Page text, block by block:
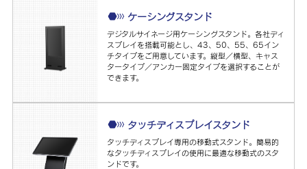
ケーシングスタンド
デジタルサイネージ用ケーシングスタンド。各社ディ
スプレイを搭載可能とし、43、50、55、65イン
チタイプをご用意しています。縦型／横型、キャス
タータイプ／アンカー固定タイプを選択することが
できます。
タッチディスプレイスタンド
タッチディスプレイ専用の移動式スタンド。簡易的
なタッチディスプレイの使用に最適な移動式のスタ
ンドです。